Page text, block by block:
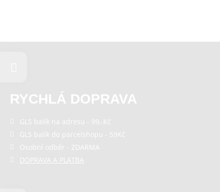
RYCHLÁ DOPRAVA
GLS balík na adresu - 99,-Kč
GLS balík do parcelshopu - 59Kč
Osobní odběr - ZDARMA
DOPRAVA A PLATBA